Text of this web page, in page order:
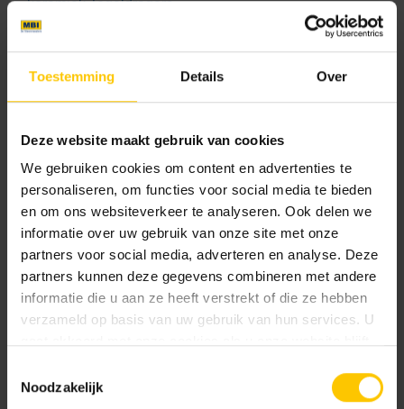
Toestemming Details Over
Deze website maakt gebruik van cookies
We gebruiken cookies om content en advertenties te
personaliseren, om functies voor social media te bieden
en om ons websiteverkeer te analyseren. Ook delen we
informatie over uw gebruik van onze site met onze
partners voor social media, adverteren en analyse. Deze
partners kunnen deze gegevens combineren met andere
informatie die u aan ze heeft verstrekt of die ze hebben
verzameld op basis van uw gebruik van hun services. U
Noodzakelijk
keramiek Tegeldragers
44.95
Maat
60.4 x 60.4 x 2
Kleur
Standaard kleuren